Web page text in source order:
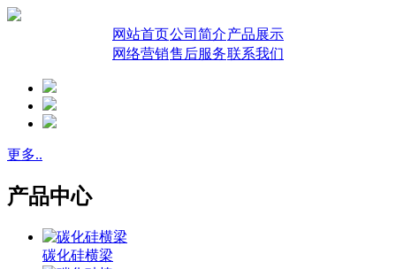
网站首页公司简介产品展示
网络营销售后服务联系我们
更多..
产品中心
碳化硅横梁